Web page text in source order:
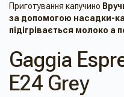
Приготування капучино
за допомогою насадки-
підігрівається молоко а
Gaggia
E24 Grey